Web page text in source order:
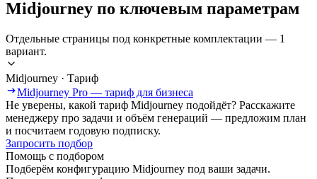
Midjourney по ключевым параметрам
Отдельные страницы под конкретные комплектации — 1
вариант.
Midjourney · Тариф
Midjourney Pro — тариф для бизнеса
Не уверены, какой тариф Midjourney подойдёт? Расскажите
менеджеру про задачи и объём генераций — предложим план
и посчитаем годовую подписку.
Запросить подбор
Помощь с подбором
Подберём конфигурацию Midjourney под ваши задачи.